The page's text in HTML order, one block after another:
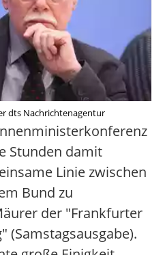
dts Nachrichtenagentur
Stunden damit
Linie zwischen
Bund zu
der "Frankfurter
(Samstagsausgabe).